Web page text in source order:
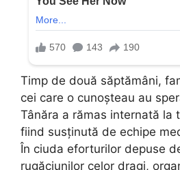
Timp de două săptămâni,
cei care o cunoșteau au
Tânăra a rămas internată la
fiind susținută de echipe
În ciuda eforturilor depuse
rugăciunilor celor dragi,